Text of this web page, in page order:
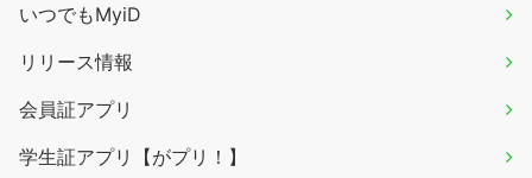
いつでもMyiD
リリース情報
会員証アプリ
学生証アプリ【がプリ！】